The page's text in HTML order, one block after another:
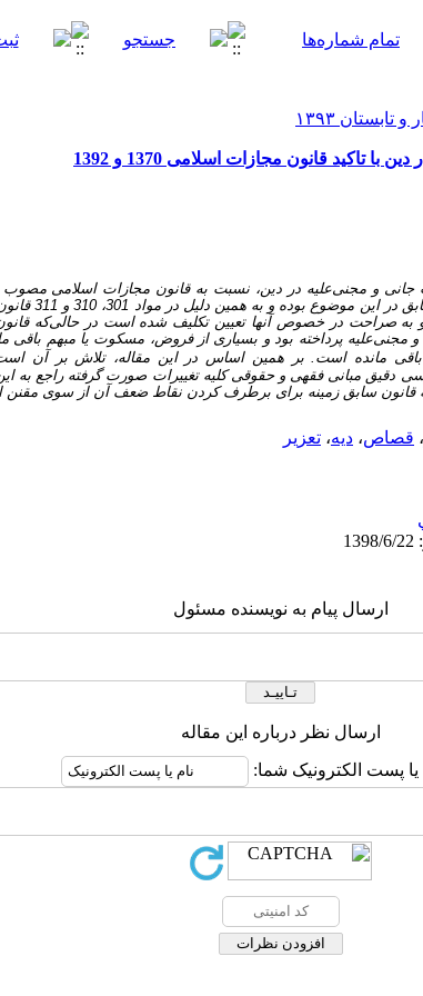
قانون مجازات اسلامی 1370 و 1392
رویکرد قانون‌گذار
مجنی‌علیه پرداخته بود و بسیاری از فروض، مسکوت یا مبهم باقی
مانده است. بر همین اساس در این مقاله، تلاش بر آن است
دقیق مبانی فقهی و حقوقی کلیه تغییرات صورت گرفته راجع به
سابق زمینه برای برطرف کردن نقاط ضعف آن از سوی مقنن
، قصاص، دیه، تعزیر
ارسال پیام به نویسنده مسئول
ارسال نظر درباره این مقاله
یا پست الکترونیک شما: